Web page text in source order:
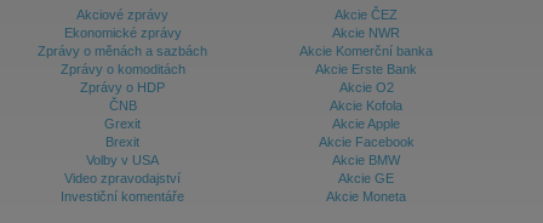
Akciové zprávy
Ekonomické zprávy
Zprávy o měnách a sazbách
Zprávy o komoditách
Zprávy o HDP
ČNB
Grexit
Brexit
Volby v USA
Video zpravodajství
Investiční komentáře
Akcie ČEZ
Akcie NWR
Akcie Komerční banka
Akcie Erste Bank
Akcie O2
Akcie Kofola
Akcie Apple
Akcie Facebook
Akcie BMW
Akcie GE
Akcie Moneta